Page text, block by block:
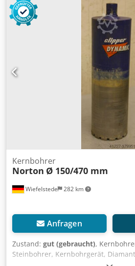
142 mm -Aufnahme: Ø 125 mm -
Abmessung: Ø 142 x 175 mm -
Wiefelstede 282 km
Kernbohrer
Norton Ø 150/470 mm
Anfragen
Zustand: gut (gebraucht),
Steinbohrer, Kernbohrgerät,
Bohrkrone -Kernbohrer: Ø 150 mm -